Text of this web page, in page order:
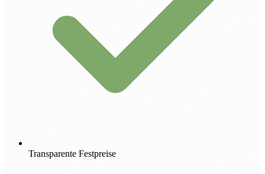
Transparente Festpreise